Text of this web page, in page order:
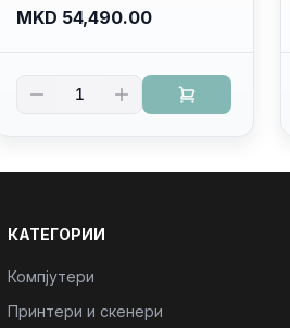
Vpro/16gb RAM DDR5
5600mhz/ 512 GB SSD M.2
(16:10) Ips/bt/backlit
Kb/thunderbolt
MKD 54,490.00
1
КАТЕГОРИИ
Компјутери
Принтери и скенери